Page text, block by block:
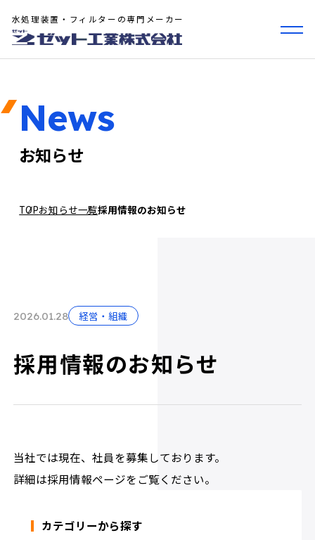
水処理装置・フィルターの専門メーカー
News
お知らせ
TOPお知らせ一覧採用情報のお知らせ
2026.01.28 経営・組織
採用情報のお知らせ
当社では現在、社員を募集しております。
詳細は採用情報ページをご覧ください。
カテゴリーから探す